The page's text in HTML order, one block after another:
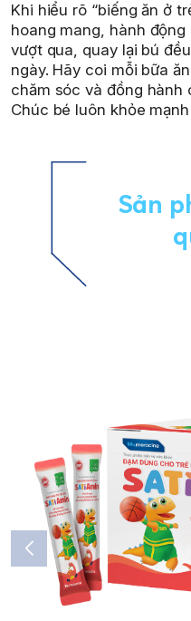
Khi hiểu rõ “biếng ăn ở
hoang mang, hành
vượt qua, quay lại bú
ngày. Hãy coi mỗi bữa
chăm sóc và đồng hành
Chúc bé luôn khỏe
Sản